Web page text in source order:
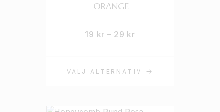
VÄLJ ALTERNATIV
ORANGE
19 kr – 29 kr